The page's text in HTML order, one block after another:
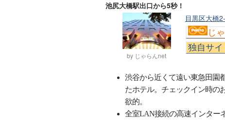
池尻大橋駅出口から5秒！
by じゃらんnet
目黒区大橋
じ
独自サイ
渋谷から近くて遠い東急田園
たホテル。チェックイン時の
欲的。
全室LAN接続の高速インター